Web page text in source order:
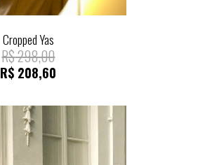
Cropped Yas
R$298,00
R$ 208,60